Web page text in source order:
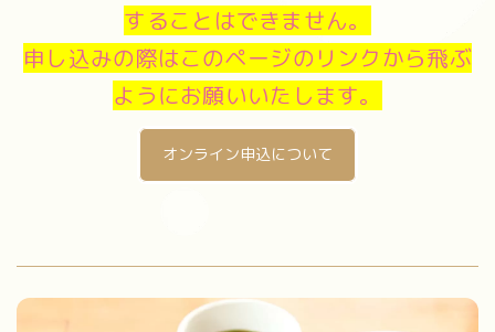
することはできません。
申し込みの際はこのページのリンクから飛ぶ
ようにお願いいたします。
オンライン申込について